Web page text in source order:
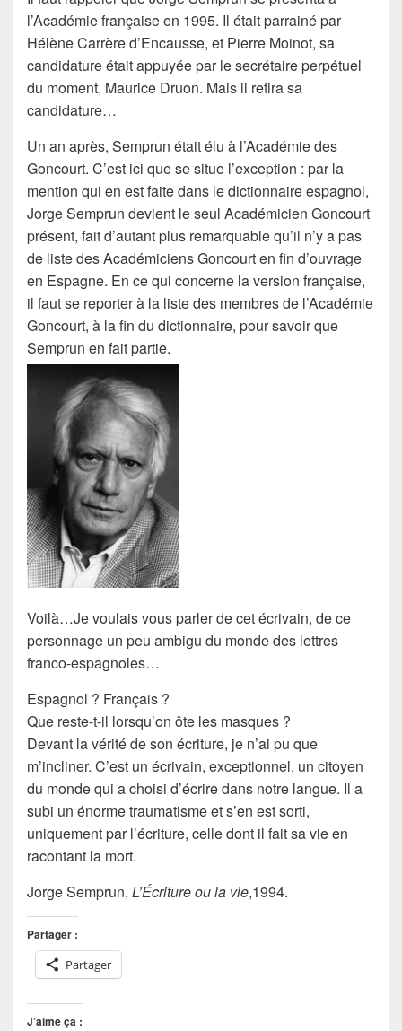
l’Académie françaiseen 1995. Il était parrainé par
Hélène Carrère d’Encausse, et Pierre Moinot, sa
candidature était appuyée par le secrétaire perpétuel
du moment, Maurice Druon. Mais il retira sa
candidature…
Un an après, Semprun était élu à l’Académie des
Goncourt. C’est ici que se situe l’exception : par la
mention qui en est faite dans le dictionnaire espagnol,
Jorge Semprun devient le seul Académicien Goncourt
présent, fait d’autant plus remarquable qu’il n’y a pas
de liste des Académiciens Goncourt en fin d’ouvrage
en Espagne. En ce qui concerne la version française,
il faut se reporter à la liste des membres de l’Académie
Goncourt, à la fin du dictionnaire, pour savoir que
Semprun en fait partie.
Voilà…Je voulais vous parler de cet écrivain, de ce
personnage un peu ambigu du monde des lettres
franco-espagnoles…
Espagnol ? Français ?
Que reste-t-il lorsqu’on ôte les masques ?
Devant la vérité de son écriture, je n’ai pu que
m’incliner. C’est un écrivain, exceptionnel, un citoyen
du mondequi a choisi d’écrire dans notre langue. Il a
subi un énorme traumatisme et s’en est sorti,
uniquement par l’écriture, celle dont il fait sa vie en
racontant la mort.
Jorge Semprun, L’Écriture ou la vie,1994.
Partager :
Partager
J’aime ça :